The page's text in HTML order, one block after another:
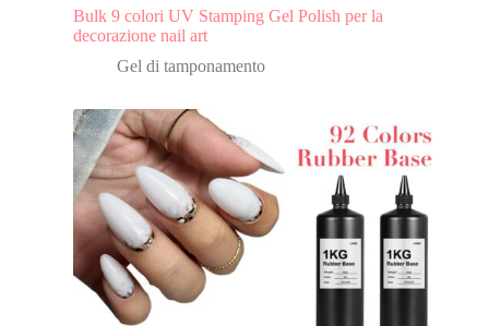
Bulk 9 colori UV Stamping Gel Polish per la
decorazione nail art
Gel di tamponamento